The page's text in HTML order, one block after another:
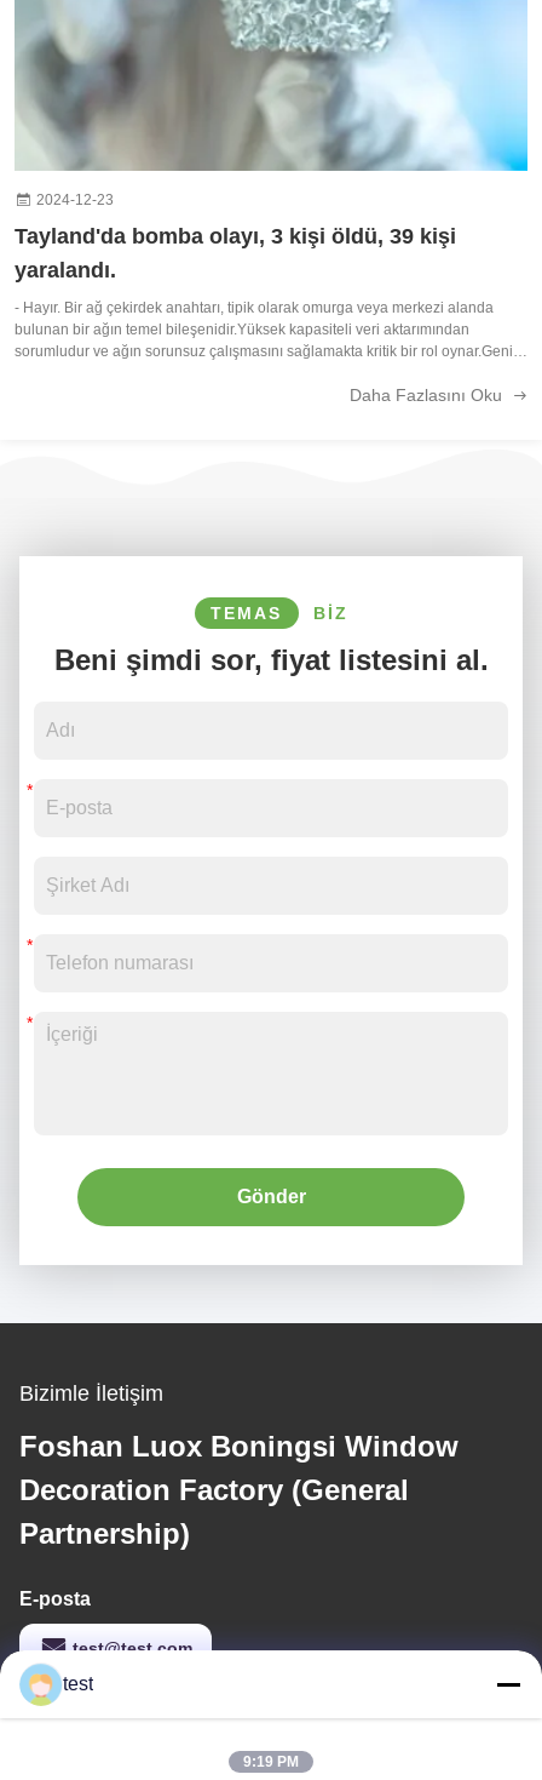
2024-12-23
Tayland'da bomba olayı, 3 kişi öldü, 39 kişi
yaralandı.
- Hayır. Bir ağ çekirdek anahtarı, tipik olarak omurga veya merkezi alanda
bulunan bir ağın temel bileşenidir.Yüksek kapasiteli veri aktarımından
sorumludur ve ağın sorunsuz çalışmasını sağlamakta kritik bir rol oynar.Geniş
Daha Fazlasını Oku
TEMAS BIZ
Beni şimdi sor, fiyat listesini al.
Gönder
Bizimle İletişim
Foshan Luox Boningsi Window
Decoration Factory (General
Partnership)
E-posta
test@test.com
test
9:19 PM